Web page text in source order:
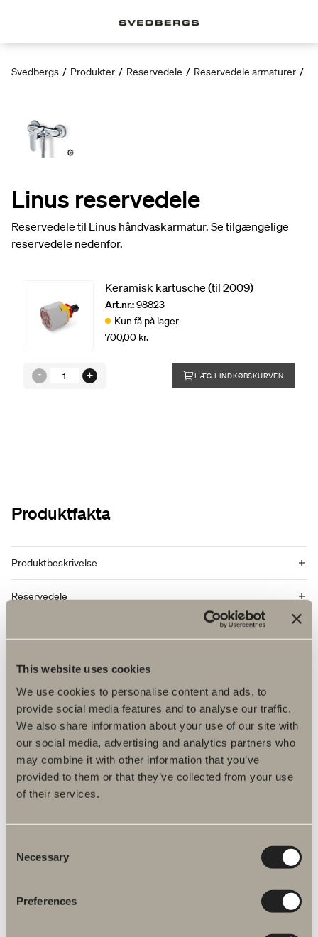
This website uses cookies
We use cookies to personalise content and ads, to
provide social media features and to analyse our traffic.
We also share information about your use of our site with
our social media, advertising and analytics partners who
may combine it with other information that you’ve
provided to them or that they’ve collected from your use
of their services.
Selection
Necessary
Preferences
Svedbergs / Produkter / Reservedele / Reservedele armaturer /
Linus reservedele
Reservedele til Linus håndvaskarmatur. Se tilgængelige
reservedele nedenfor.
Keramisk kartusche (til 2009)
Art.nr.:98823
Kun få på lager
700,00 kr.
LÆG I INDKØBSKURVEN
Produktfakta
Produktbeskrivelse
Reservedele
Specifikation
Flere produkter inden for Reservedele